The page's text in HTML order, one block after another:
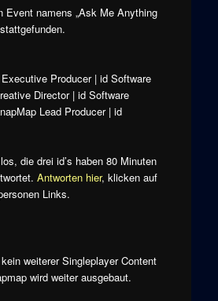
Event namens „Ask Me Anything
Producer | id Software
Director | id Software
Lead Producer | id
die drei id’s haben 80 Minuten
Antworten hier, klicken auf
Links.
weiterer Singleplayer Content
wird weiter ausgebaut.